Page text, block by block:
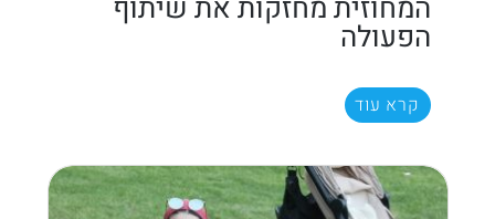
המחוזית מחזקות את שיתוף
הפעולה
קרא עוד